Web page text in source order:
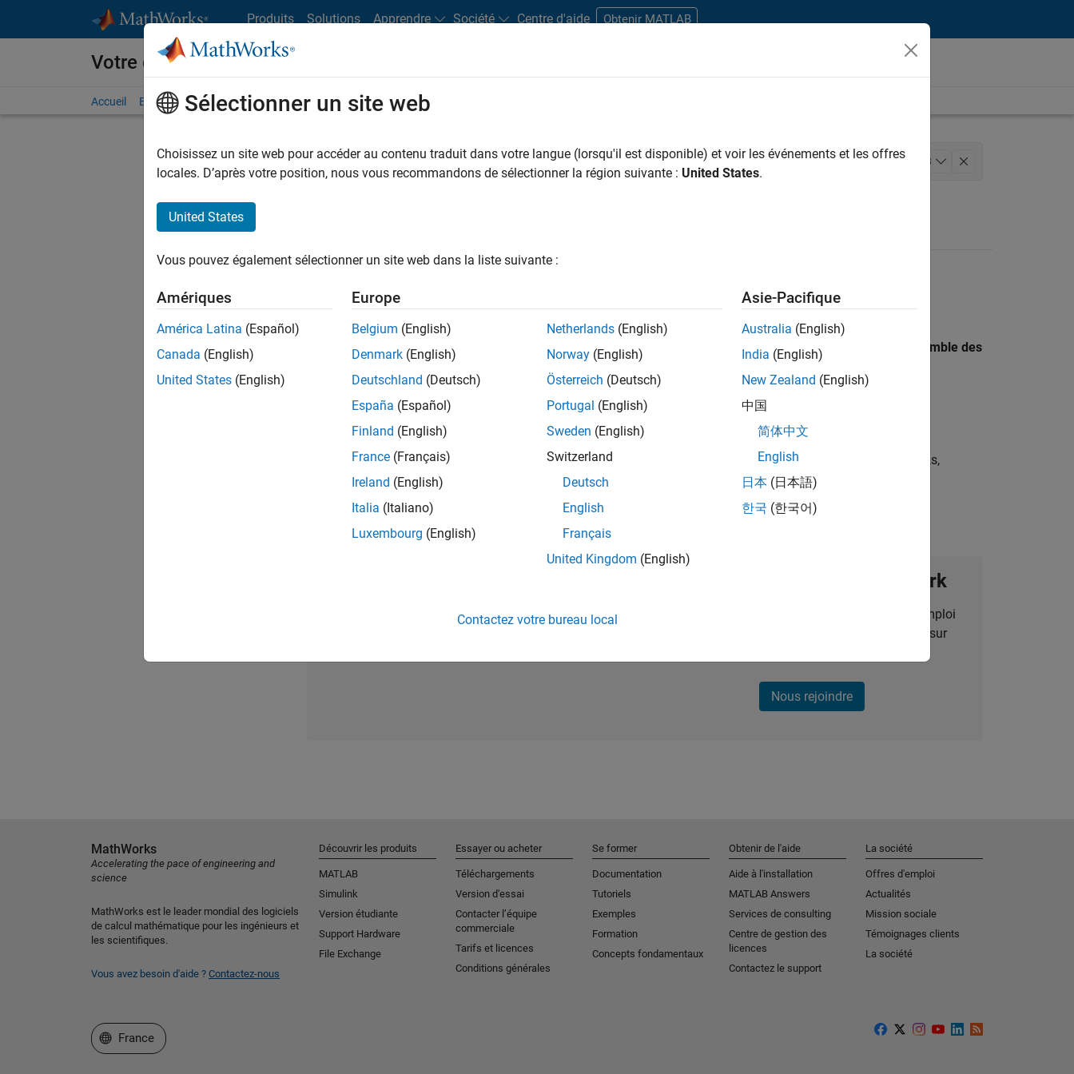
Produits Solutions Apprendre Société Centre d'aide Obtenir MATLAB
Votre carrière chez MathWorks
Accueil Explorer nos opportunités Adresses de nos bureaux Étudiants et carrières
FILTRER PAR Applications et outils commerciaux Développement de produits Ingénierie de la qualité 3
Les descriptions de poste n’ont pas toutes été traduites. Effectuez une recherche par lieu pour trouver l’ensemble des
opportunités de votre région.
Senior Software Quality Engineer
Senior Software Quality Engineer
FR-Meudon| Ingénierie de la qualité | Expérimenté(e)
Leverage your C/C++ development skills to design and develop test strategies, scalable test frameworks,
automated test suites, Hands-on testing for Polyspace.
1
Rejoignez notre Talent Network
Recevez des alertes pour des opportunités d'emploi
personnalisées, des articles et des actualités sur
Nous rejoindre
Sélectionner un site web
Choisissez un site web pour accéder au contenu traduit dans votre langue (lorsqu'il est disponible) et voir les événements et les offres
locales. D’après votre position, nous vous recommandons de sélectionner la région suivante : United States.
United States
Vous pouvez également sélectionner un site web dans la liste suivante :
Amériques
América Latina (Español)
Canada (English)
United States (English)
Europe
Belgium (English)
Denmark (English)
Deutschland (Deutsch)
España (Español)
Finland (English)
France (Français)
Ireland (English)
Italia (Italiano)
Luxembourg (English)
Netherlands (English)
Norway (English)
Österreich (Deutsch)
Portugal (English)
Sweden (English)
Switzerland
Deutsch
English
Français
United Kingdom (English)
Asie-Pacifique
Australia (English)
India (English)
New Zealand (English)
中国
简体中文
English
日本 (日本語)
한국 (한국어)
Contactez votre bureau local
MathWorks
Accelerating the pace of engineering and
science
MathWorks est le leader mondial des logiciels
de calcul mathématique pour les ingénieurs et
les scientifiques.
Vous avez besoin d'aide ? Contactez-nous
Découvrir les produits
MATLAB
Simulink
Version étudiante
Support Hardware
File Exchange
Essayer ou acheter
Téléchargements
Version d'essai
Contacter l’équipe
commerciale
Tarifs et licences
Conditions générales
Se former
Documentation
Tutoriels
Exemples
Formation
Concepts fondamentaux
Obtenir de l'aide
Aide à l'installation
MATLAB Answers
Services de consulting
Centre de gestion des
licences
Contactez le support
La société
Offres d'emploi
Actualités
Mission sociale
Témoignages clients
La société
Sélectionner un site web
France